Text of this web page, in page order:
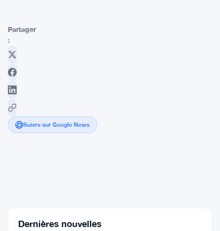
Partager
:
Suivre sur Google News
perpétuels
Dernières nouvelles